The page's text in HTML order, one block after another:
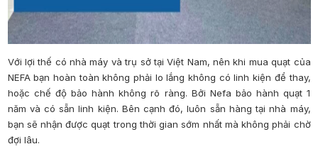
Với lợi thế có nhà máy và trụ sở tại Việt Nam, nên khi mua quạt của
NEFA bạn hoàn toàn không phải lo lắng không có linh kiện để thay,
hoặc chế độ bảo hành không rõ ràng. Bởi Nefa bảo hành quạt 1
năm và có sẵn linh kiện. Bên cạnh đó, luôn sẵn hàng tại nhà máy,
bạn sẽ nhận được quạt trong thời gian sớm nhất mà không phải chờ
đợi lâu.